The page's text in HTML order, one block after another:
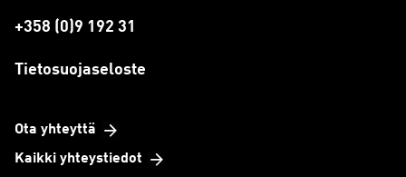
+358 (0)9 192 31
Tietosuojaseloste
Ota yhteyttä
Kaikki yhteystiedot